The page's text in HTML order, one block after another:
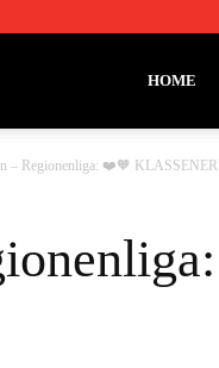
HOME
– Regionenliga: ❤️🧡